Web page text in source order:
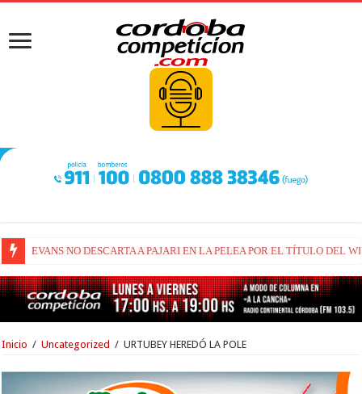
RAÚL FERNÁNDEZ Y TRACKHOUSE, A CONTINUIDAD
Inicio / Uncategorized / URTUBEY HEREDÓ LA POLE